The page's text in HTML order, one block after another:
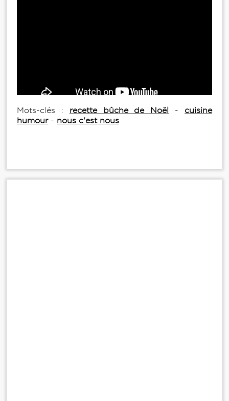
Mots-clés : recette bûche de Noël - cuisine
humour- nous c'est nous